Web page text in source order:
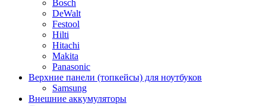
Bosch
DeWalt
Festool
Hilti
Hitachi
Makita
Panasonic
Верхние панели (топкейсы) для ноутбуков
Samsung
Внешние аккумуляторы